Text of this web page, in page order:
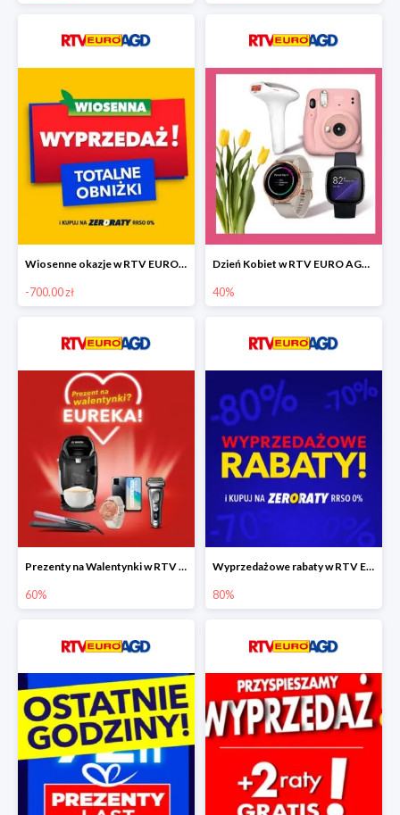
Wiosenne okazje w RTV EURO AGD do -700 zł
-700.00 zł
Dzień Kobiet w RTV EURO AGD do -40%
40%
Prezenty na Walentynki w RTV EURO AGD do -60%
60%
Wyprzedażowe rabaty w RTV EURO AGD do -80%
80%